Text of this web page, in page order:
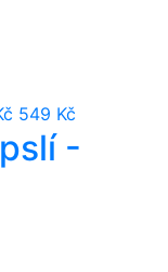
549 Kč
-